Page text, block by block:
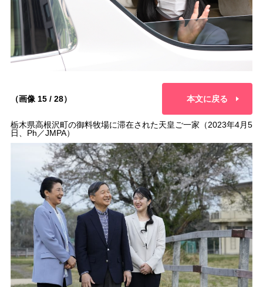
（画像 15 / 28） 本文に戻る
栃木県高根沢町の御料牧場に滞在された天皇ご一家（2023年4月5
日、Ph／JMPA）